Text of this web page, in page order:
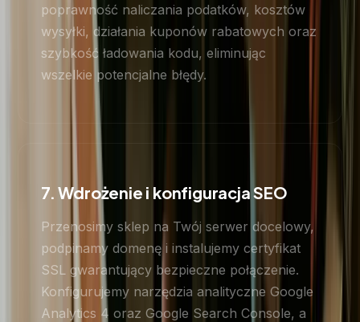
poprawność naliczania podatków, kosztów
wysyłki, działania kuponów rabatowych oraz
szybkość ładowania kodu, eliminując
wszelkie potencjalne błędy.
7. Wdrożenie i konfiguracja SEO
Przenosimy sklep na Twój serwer docelowy,
podpinamy domenę i instalujemy certyfikat
SSL gwarantujący bezpieczne połączenie.
Konfigurujemy narzędzia analityczne Google
Analytics 4 oraz Google Search Console, a